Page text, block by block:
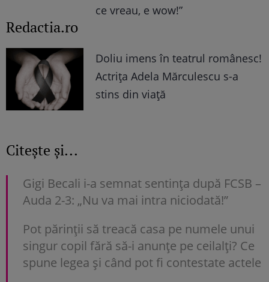
ce vreau, e wow!”
Redactia.ro
Doliu imens în teatrul românesc!
Actrița Adela Mărculescu s-a
stins din viață
Citește și...
Gigi Becali i-a semnat sentința după FCSB –
Auda 2-3: „Nu va mai intra niciodată!”
Pot părinții să treacă casa pe numele unui
singur copil fără să-i anunțe pe ceilalți? Ce
spune legea și când pot fi contestate actele